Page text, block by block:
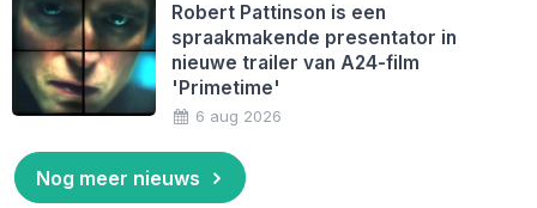
Robert Pattinson is een
spraakmakende presentator in
nieuwe trailer van A24-film
'Primetime'
6 aug 2026
Nog meer nieuws